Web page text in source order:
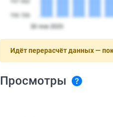
Идёт перерасчёт данных —
Просмотры